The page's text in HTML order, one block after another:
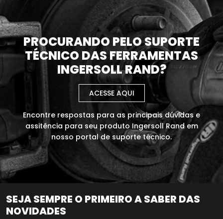
PROCURANDO PELO SUPORTE
TÉCNICO DAS FERRAMENTAS
INGERSOLL RAND?
ACESSE AQUI
Encontre respostas para as principais dúvidas e
assitência para seu produto Ingersoll Rand em
nosso portal de suporte técnico.
SEJA SEMPRE O PRIMEIRO A SABER DAS
NOVIDADES